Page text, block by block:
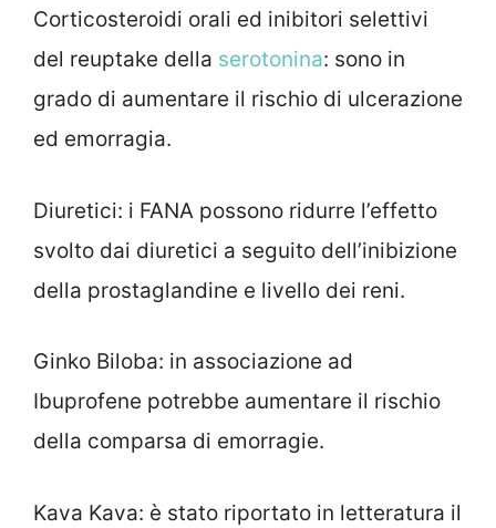
Corticosteroidi orali ed inibitori selettivi
del reuptake della serotonina: sono in
grado di aumentare il rischio di ulcerazione
ed emorragia.
Diuretici: i FANA possono ridurre l’effetto
svolto dai diuretici a seguito dell’inibizione
della prostaglandine e livello dei reni.
Ginko Biloba: in associazione ad
Ibuprofene potrebbe aumentare il rischio
della comparsa di emorragie.
Kava Kava: è stato riportato in letteratura il